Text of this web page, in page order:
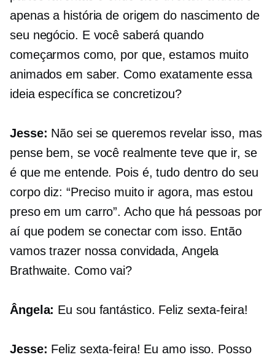
apenas a história de origem do nascimento de
seu negócio. E você saberá quando
começarmos como, por que, estamos muito
animados em saber. Como exatamente essa
ideia específica se concretizou?
Jesse: Não sei se queremos revelar isso, mas
pense bem, se você realmente teve que ir, se
é que me entende. Pois é, tudo dentro do seu
corpo diz: “Preciso muito ir agora, mas estou
preso em um carro”. Acho que há pessoas por
aí que podem se conectar com isso. Então
vamos trazer nossa convidada, Angela
Brathwaite. Como vai?
Ângela: Eu sou fantástico. Feliz sexta-feira!
Jesse: Feliz sexta-feira! Eu amo isso. Posso